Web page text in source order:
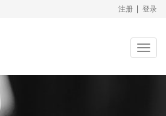
注册 登录